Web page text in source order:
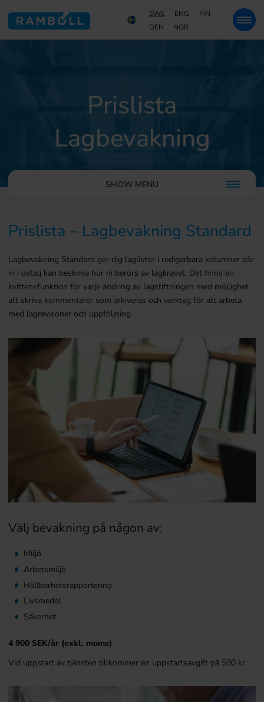
SWE ENG
FIN
DEN
NOR
Prislista
Lagbevakning
SHOW MENU
Prislista – Lagbevakning Standard
Lagbevakning Standard ger dig laglistor i redigerbara kolumner där
ni i detalj kan beskriva hur ni berörs av lagkravet. Det finns en
kvittensfunktion för varje ändring av lagstiftningen med möjlighet
att skriva kommentarer som arkiveras och verktyg för att arbeta
med lagrevisoner och uppföljning.
Välj bevakning på någon av:
Miljö
Arbetsmiljö
Hållbarhetsrapportering
Livsmedel
Säkerhet
4 900 SEK/år (exkl. moms)
Vid uppstart av tjänsten tillkommer en uppstartsavgift på 500 kr.